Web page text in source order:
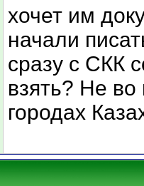
хочет им
начали
сразу с СКК
взять? Не
городах